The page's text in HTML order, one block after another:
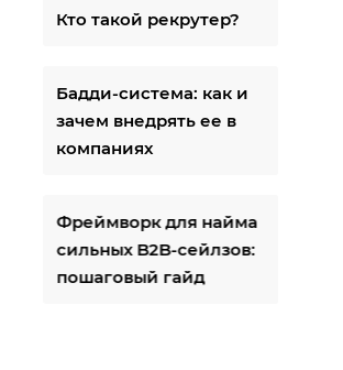
Кто такой рекрутер?
Бадди-система: как и
зачем внедрять ее в
компаниях
Фреймворк для найма
сильных B2B-сейлзов:
пошаговый гайд